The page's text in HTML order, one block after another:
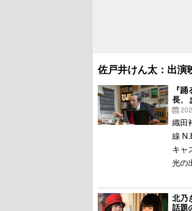
佐戸井けん太：出演
『
長、
織田
線
キャ
光の
北乃
話題